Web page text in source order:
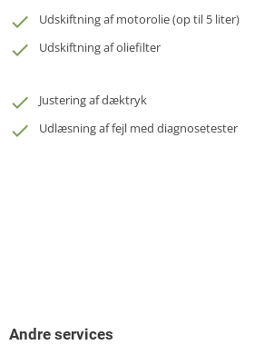
Udskiftning af motorolie (op til 5 liter)
Udskiftning af oliefilter
Justering af dæktryk
Udlæsning af fejl med diagnosetester
Andre services